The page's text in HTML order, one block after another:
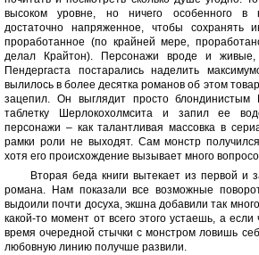
высоком уровне, но ничего особенного в
достаточно напряженное, чтобы сохранять
проработанное (по крайней мере,
делал Крайтон). Персонажи вроде и
Пендергаста постарались наделить
вылилось в более десятка романов об этом
зацепил. Он выглядит просто
таблетку Шерлокохолмсита и запил ее
персонажи – как талантливая массовка в
рамки роли не выходят. Сам монстр
хотя его происхождение вызывает много
Вторая беда книги вытекает из первой и
романа. Нам показали все возможные
выдоили почти досуха, экшна добавили так
какой-то момент от всего этого устаешь, а если
время очередной стычки с монстром ловишь
любовную линию получше развили.